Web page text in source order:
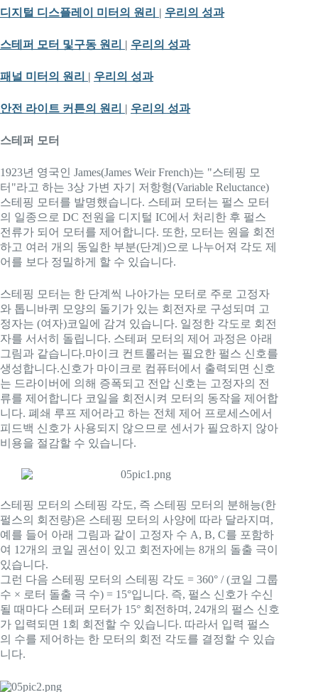
디지털 디스플레이 미터의 원리 | 우리의 성과
스테퍼 모터 및구동 원리 | 우리의 성과
패널 미터의 원리 | 우리의 성과
안전 라이트 커튼의 원리 | 우리의 성과
스테퍼 모터
1923년 영국인 James(James Weir French)는 "스테핑 모
터"라고 하는 3상 가변 자기 저항형(Variable Reluctance)
스테핑 모터를 발명했습니다. 스테퍼 모터는 펄스 모터
의 일종으로 DC 전원을 디지털 IC에서 처리한 후 펄스
전류가 되어 모터를 제어합니다. 또한, 모터는 원을 회전
하고 여러 개의 동일한 부분(단계)으로 나누어져 각도 제
어를 보다 정밀하게 할 수 있습니다.
스테핑 모터는 한 단계씩 나아가는 모터로 주로 고정자
와 톱니바퀴 모양의 돌기가 있는 회전자로 구성되며 고
정자는 (여자)코일에 감겨 있습니다. 일정한 각도로 회전
자를 서서히 돌립니다. 스테퍼 모터의 제어 과정은 아래
그림과 같습니다.마이크 컨트롤러는 필요한 펄스 신호를
생성합니다.신호가 마이크로 컴퓨터에서 출력되면 신호
는 드라이버에 의해 증폭되고 전압 신호는 고정자의 전
류를 제어합니다 코일을 회전시켜 모터의 동작을 제어합
니다. 폐쇄 루프 제어라고 하는 전체 제어 프로세스에서
피드백 신호가 사용되지 않으므로 센서가 필요하지 않아
비용을 절감할 수 있습니다.
스테핑 모터의 스테핑 각도, 즉 스테핑 모터의 분해능(한
펄스의 회전량)은 스테핑 모터의 사양에 따라 달라지며,
예를 들어 아래 그림과 같이 고정자 수 A, B, C를 포함하
여 12개의 코일 권선이 있고 회전자에는 8개의 돌출 극이
있습니다.
그런 다음 스테핑 모터의 스테핑 각도 = 360° / (코일 그룹
수 × 로터 돌출 극 수) = 15°입니다. 즉, 펄스 신호가 수신
될 때마다 스테퍼 모터가 15° 회전하며, 24개의 펄스 신호
가 입력되면 1회 회전할 수 있습니다. 따라서 입력 펄스
의 수를 제어하는 한 모터의 회전 각도를 결정할 수 있습
니다.